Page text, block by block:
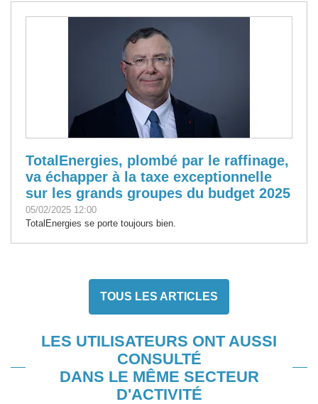
TotalEnergies, plombé par le raffinage,
va échapper à la taxe exceptionnelle
sur les grands groupes du budget 2025
05/02/2025 12:00
TotalEnergies se porte toujours bien.
TOUS LES ARTICLES
LES UTILISATEURS ONT AUSSI
CONSULTÉ
DANS LE MÊME SECTEUR
D'ACTIVITÉ